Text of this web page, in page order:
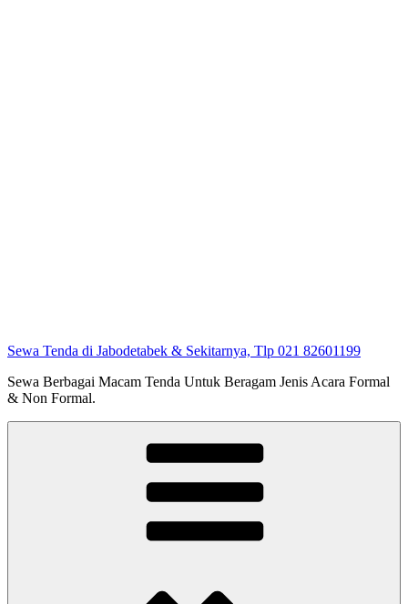
Sewa Tenda di Jabodetabek & Sekitarnya, Tlp 021 82601199
Sewa Berbagai Macam Tenda Untuk Beragam Jenis Acara Formal
& Non Formal.